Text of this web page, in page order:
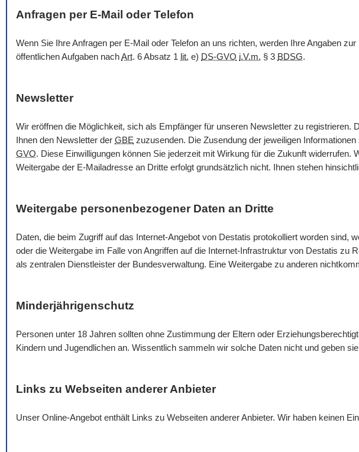
Anfragen per E-Mail oder Telefon
Wenn Sie Ihre Anfragen per E-Mail oder Telefon an uns richten, werden Ihre Angaben
öffentlichen Aufgaben nachArt. 6 Absatz 1 lit. e) DS-GVO i.V.m. § 3 BDSG.
Newsletter
Wir eröffnen die Möglichkeit, sich als Empfänger für unseren Newsletter zu registrieren.
Ihnen den Newsletter der GBE zuzusenden. Die Zusendung der jeweiligen
GVO. Diese Einwilligungen können Sie jederzeit mit Wirkung für die Zukunft widerrufen.
Weitergabe der E-Mailadresse an Dritte erfolgt grundsätzlich nicht. Ihnen stehen
Weitergabe personenbezogener Daten an Dritte
Daten, die beim Zugriff auf das Internet-Angebot von Destatis protokolliert worden
oder die Weitergabe im Falle von Angriffen auf die Internet-Infrastruktur von Destatis
als zentralen Dienstleister der Bundesverwaltung. Eine Weitergabe zu anderen
Minderjährigenschutz
Personen unter 18 Jahren sollten ohne Zustimmung der Eltern oder
Kindern und Jugendlichen an. Wissentlich sammeln wir solche Daten nicht und geben
Links zu Webseiten anderer Anbieter
Unser Online-Angebot enthält Links zu Webseiten anderer Anbieter. Wir haben keinen